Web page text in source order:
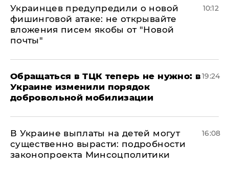
Украинцев предупредили о новой
фишинговой атаке: не открывайте
вложения писем якобы от "Новой
почты"
10:12
Обращаться в ТЦК теперь не нужно: в
Украине изменили порядок
добровольной мобилизации
19:24
В Украине выплаты на детей могут
существенно вырасти: подробности
законопроекта Минсоцполитики
16:08